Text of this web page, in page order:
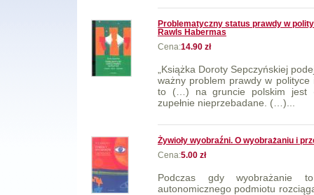
Problematyczny status prawdy w
Rawls Habermas
Cena:14.90 zł
„Książka Doroty Sepczyńskiej
ważny problem prawdy w polityce
to (…) na gruncie polskim jest
zupełnie nieprzebadane. (…)...
Żywioły wyobraźni. O wyobrażaniu i
Cena:5.00 zł
Podczas gdy wyobrażanie
autonomicznego podmiotu